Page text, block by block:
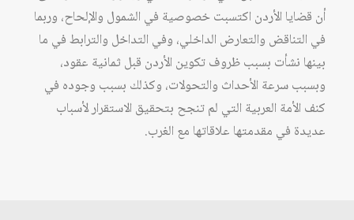
أن قضايا الأردن اكتسبت خصوصية في الشمول والإلحاح، وربما
في التناقض والتعارض الداخلي، وفي التداخل والترابط في ما
بينها نشأت بسبب ظروف تكوين الأردن قبل ثمانية عقود،
وبسبب سرعة الأحداث والتحولات، وكذلك بسبب وجوده في
كنف الأمة العربية التي لم تنجح بتحقيق الاستقرار لأسباب
عديدة في مقدمتها علاقاتها مع الغرب.